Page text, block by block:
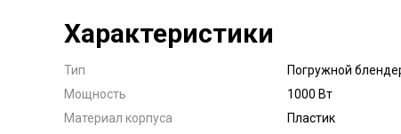
Характеристики
Тип
Погружной
Мощность
1000 Вт
Материал корпуса
Пластик